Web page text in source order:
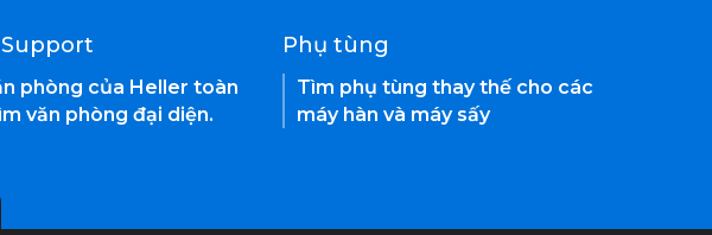
phòng của Heller toàn
văn phòng đại diện.
Phụ tùng
Tìm phụ tùng thay thế cho các
máy hàn và máy sấy